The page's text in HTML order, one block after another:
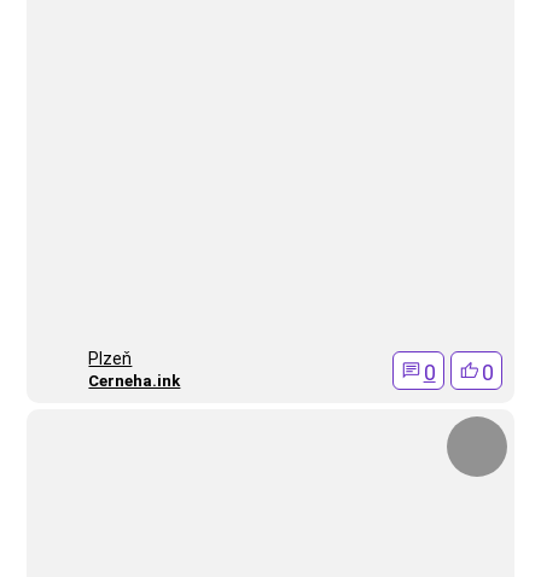
Plzeň
Cerneha.ink 0 0